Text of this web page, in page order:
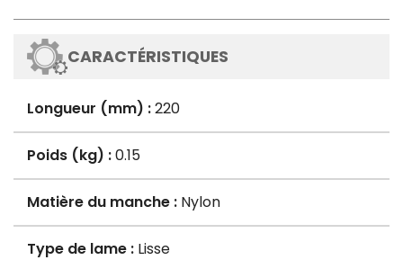
CARACTÉRISTIQUES
Longueur (mm) :220
Poids (kg) :0.15
Matière du manche : Nylon
Type de lame : Lisse